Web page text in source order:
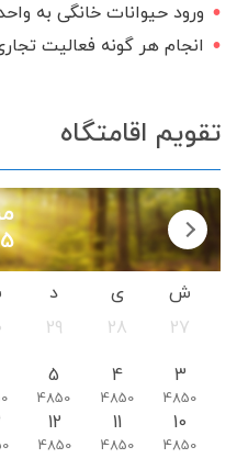
گیرنده دیجیتال
ورود حیوانات خانگی به
انجام هر گونه فعالیت
تقویم اقامتگاه
ش ی د
27
28
29
3
4850
4
4850
5
4850
10
4850
11
4850
12
4850